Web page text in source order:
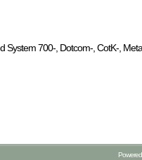
700-, Dotcom-, CotK-,